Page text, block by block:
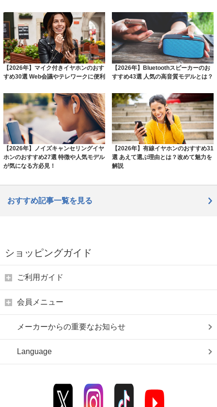
【2026年】マイク付きイヤホンのおす
すめ30選 Web会議やテレワークに便利
【2026年】Bluetoothスピーカーのお
すすめ43選 人気の高音質モデルとは？
【2026年】ノイズキャンセリングイヤ
ホンのおすすめ27選 特徴や人気モデル
が気になる方必見！
【2026年】有線イヤホンのおすすめ31
選 あえて選ぶ理由とは？改めて魅力を
解説
おすすめ記事一覧を見る
ショッピングガイド
ご利用ガイド
会員メニュー
メーカーからの重要なお知らせ
Language